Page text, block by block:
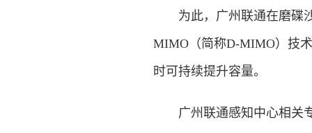
为此，广州联通在磨碟沙
MIMO（简称D-MIMO）技
时可持续提升容量。
广州联通感知中心相关专